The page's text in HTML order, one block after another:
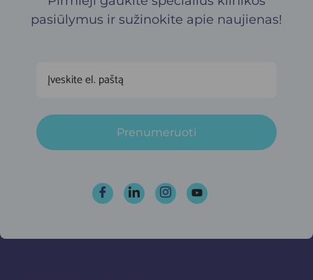
pasiūlymus ir sužinokite apie naujienas!
Prenumeruoti